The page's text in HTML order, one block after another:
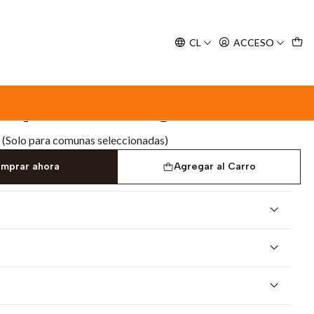
CL ACCESO
56 g
Atún 56 g
(Solo para comunas seleccionadas)
Agregar al Carro
ahora